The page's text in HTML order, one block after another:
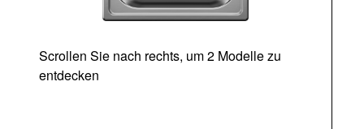
Scrollen Sie nach rechts, um 2 Modelle zu
entdecken